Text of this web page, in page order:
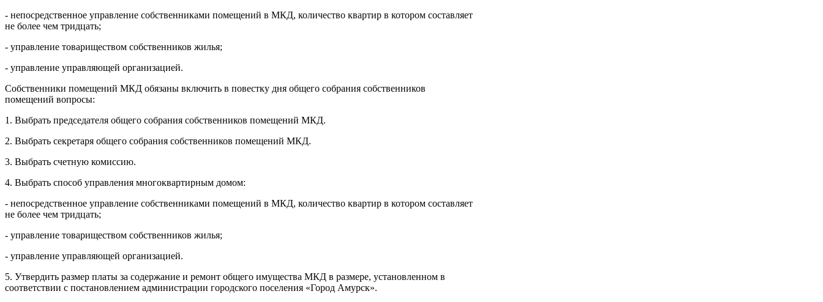
- непосредственное управление собственниками помещений в МКД, количество квартир в котором составляет
не более чем тридцать;
- управление товариществом собственников жилья;
- управление управляющей организацией.
Собственники помещений МКД обязаны включить в повестку дня общего собрания собственников
помещений вопросы:
1. Выбрать председателя общего собрания собственников помещений МКД.
2. Выбрать секретаря общего собрания собственников помещений МКД.
3. Выбрать счетную комиссию.
4. Выбрать способ управления многоквартирным домом:
- непосредственное управление собственниками помещений в МКД, количество квартир в котором составляет
не более чем тридцать;
- управление товариществом собственников жилья;
- управление управляющей организацией.
5. Утвердить размер платы за содержание и ремонт общего имущества МКД в размере, установленном в
соответствии с постановлением администрации городского поселения «Город Амурск».